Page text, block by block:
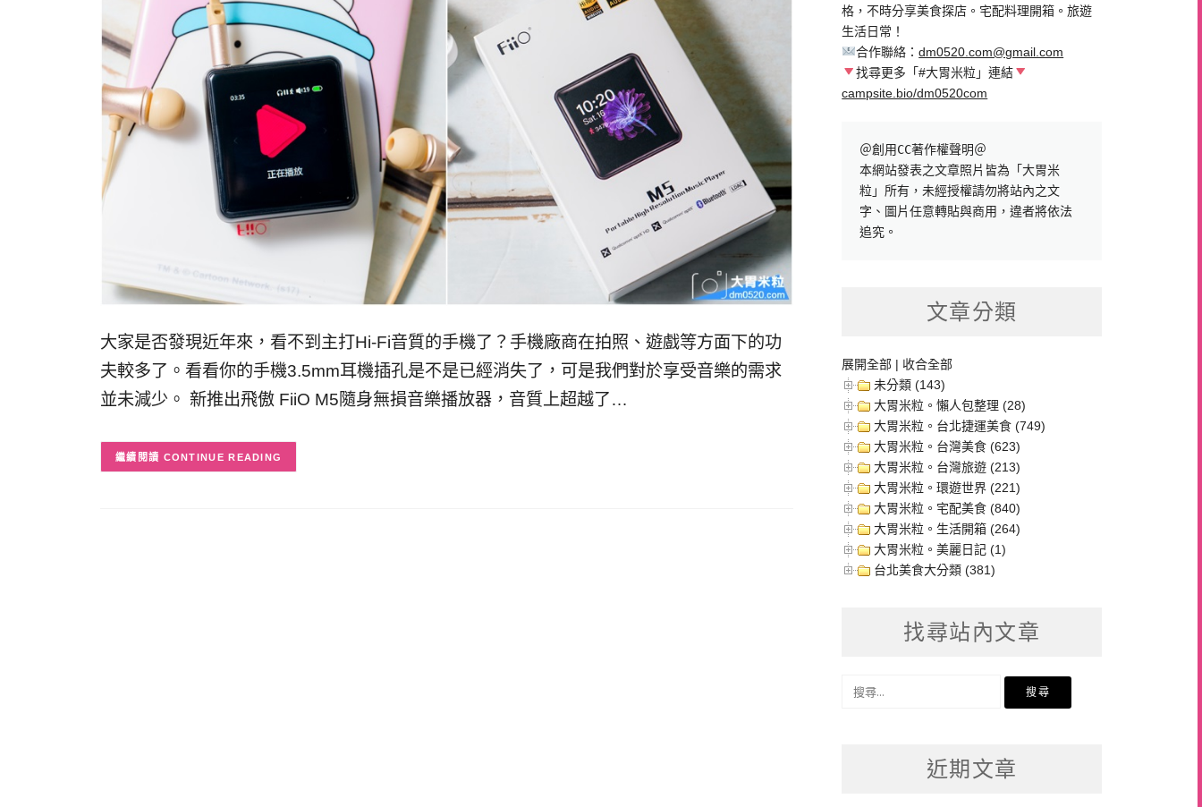
大家是否發現近年來，看不到主打Hi-Fi音質的手機了？手機廠商在拍照、遊戲等方面下的功
夫較多了。看看你的手機3.5mm耳機插孔是不是已經消失了，可是我們對於享受音樂的需求
並未減少。 新推出飛傲 FiiO M5隨身無損音樂播放器，音質上超越了…
CONTINUE READING
格，不時分享美食探店。宅配料理開箱。旅遊
生活日常！
合作聯絡：dm0520.com@gmail.com
找尋更多「#大胃米粒」連結
campsite.bio/dm0520com
＠創用CC著作權聲明＠
本網站發表之文章照片皆為「大胃米
粒」所有，未經授權請勿將站內之文
字、圖片任意轉貼與商用，違者將依法
追究。
文章分類
展開全部 | 收合全部
未分類 (143)
大胃米粒。懶人包整理 (28)
大胃米粒。台北捷運美食 (749)
大胃米粒。台灣美食 (623)
大胃米粒。台灣旅遊 (213)
大胃米粒。環遊世界 (221)
大胃米粒。宅配美食 (840)
大胃米粒。生活開箱 (264)
大胃米粒。美麗日記 (1)
台北美食大分類 (381)
找尋站內文章
近期文章